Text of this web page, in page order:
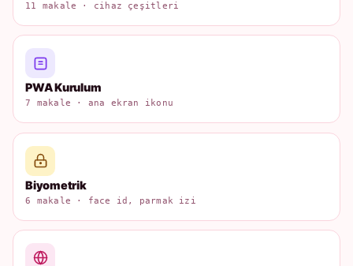
11 makale · cihaz çeşitleri
PWA Kurulum
7 makale · ana ekran ikonu
Biyometrik
6 makale · face id, parmak izi